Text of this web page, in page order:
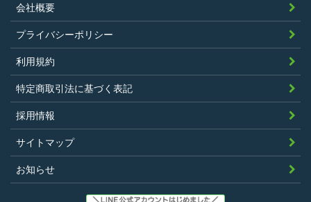
利用者は、本規約に違反することなく、
LinkStoreを利用することにより、当社が定
める基準に従ったポイントの付与を受けるこ
とができます。
その他、キャンペーンなど当社の判断により
随時ポイントの付与をすることがあります。
会社概要
プライバシーポリシー
利用規約
特定商取引法に基づく表記
採用情報
サイトマップ
お知らせ